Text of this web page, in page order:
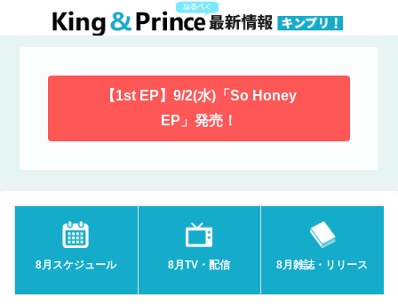
【1st EP】9/2(水)「So Honey
EP」発売！
8月スケジュール 8月TV・配信 8月雑誌・リリース